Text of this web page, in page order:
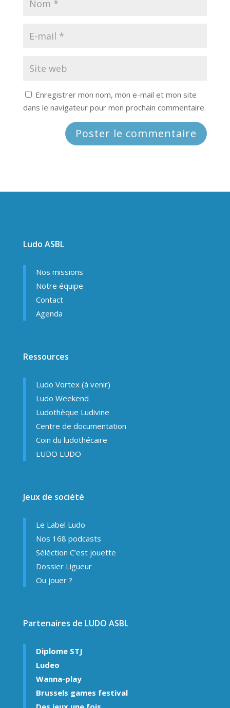
Enregistrer mon nom, mon e-mail et mon site
dans le navigateur pour mon prochain commentaire.
Ludo ASBL
Nos missions
Notre équipe
Contact
Agenda
Ressources
Ludo Vortex (à venir)
Ludo Weekend
Ludothèque Ludivine
Centre de documentation
Coin du ludothécaire
LUDO LUDO
Jeux de société
Le Label Ludo
Nos 168 podcasts
Séléction C’est jouette
Dossier Ligueur
Ou jouer ?
Partenaires de LUDO ASBL
Diplome STJ
Ludeo
Wanna-play
Brussels games festival